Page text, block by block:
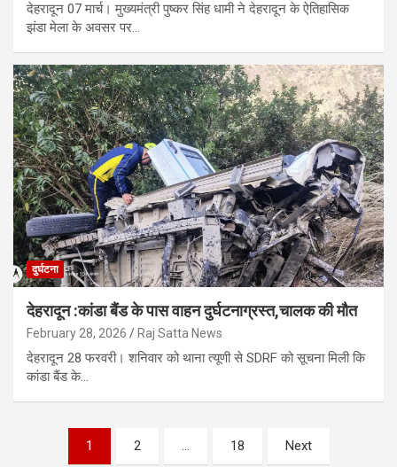
देहरादून 07 मार्च। मुख्यमंत्री पुष्कर सिंह धामी ने देहरादून के ऐतिहासिक
झंडा मेला के अवसर पर…
दुर्घटना
देहरादून :कांडा बैंड के पास वाहन दुर्घटनाग्रस्त,चालक की मौत
February 28, 2026 Raj Satta News
देहरादून 28 फरवरी। शनिवार को थाना त्यूणी से SDRF को सूचना मिली कि
कांडा बैंड के…
1 2 … 18 Next